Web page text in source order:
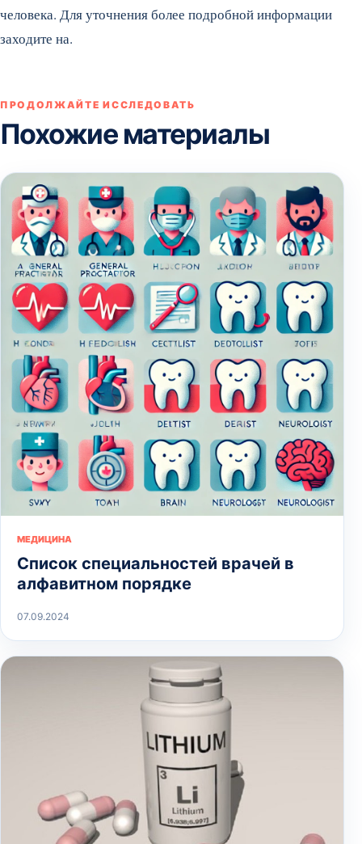
человека. Для уточнения более подробной информации
заходите на.
ПРОДОЛЖАЙТЕ ИССЛЕДОВАТЬ
Похожие материалы
МЕДИЦИНА
Список специальностей врачей в
алфавитном порядке
07.09.2024